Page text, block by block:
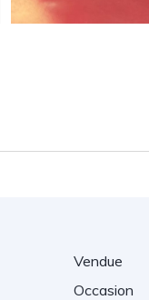
Vendue
Occasion